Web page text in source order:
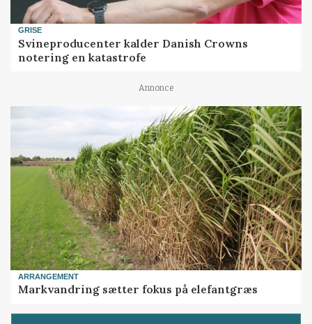
GRISE
Svineproducenter kalder Danish Crowns
notering en katastrofe
Annonce
ARRANGEMENT
Markvandring sætter fokus på elefantgræs